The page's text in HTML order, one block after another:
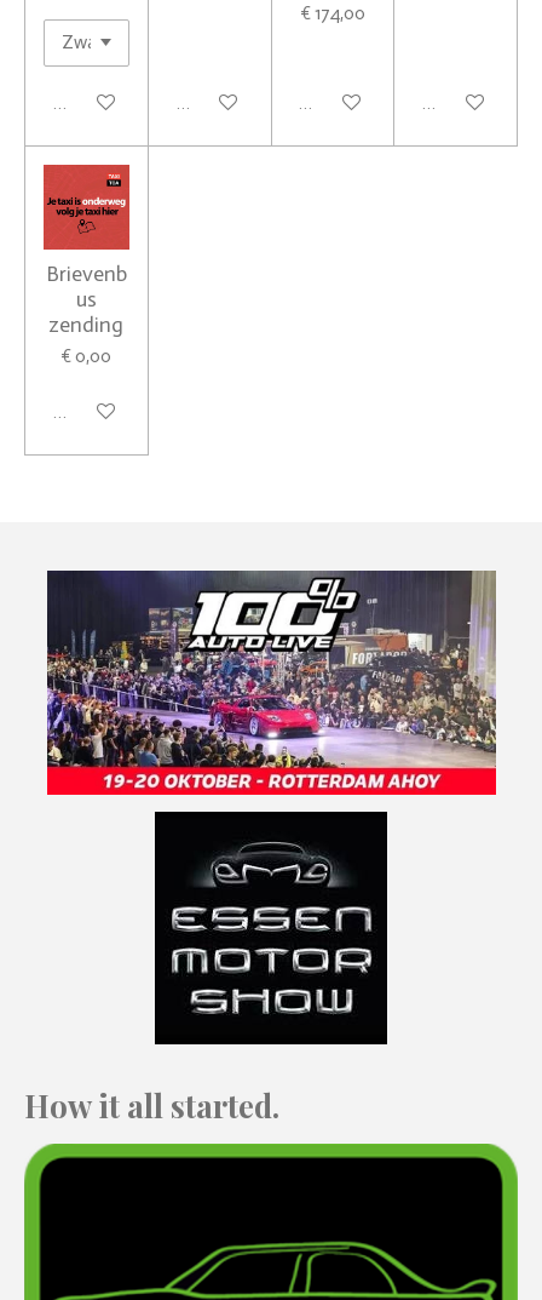
Bekijk details In winkelwagen
€ 174,00
In winkelwagen In winkelwagen
Brievenb
us
zending
€ 0,00
In winkelwagen
How it all started.